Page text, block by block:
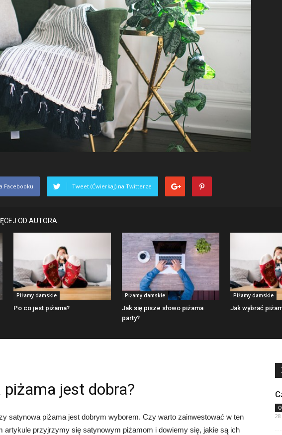
Facebooku Tweet (Ćwierkaj) na Twitterze
OD AUTORA
Piżamy damskie
Po co jest piżama?
Piżamy damskie
Jak się pisze słowo piżama
party?
Piżamy damskie
Jak wybrać
jest dobra?
satynowa piżama jest dobrym wyborem. Czy warto zainwestować w ten
artykule przyjrzymy się satynowym piżamom i dowiemy się, jakie są ich